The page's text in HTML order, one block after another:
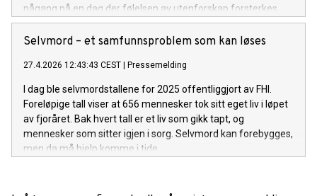
pågang på en dag der følelsen av utenforskap forsterkes.
Selvmord – et samfunnsproblem som kan løses
27.4.2026 12:43:43 CEST Pressemelding
I dag ble selvmordstallene for 2025 offentliggjort av FHI.
Foreløpige tall viser at 656 mennesker tok sitt eget liv i løpet
av fjoråret. Bak hvert tall er et liv som gikk tapt, og
mennesker som sitter igjen i sorg. Selvmord kan forebygges,
men da må hjelp komme i tide.